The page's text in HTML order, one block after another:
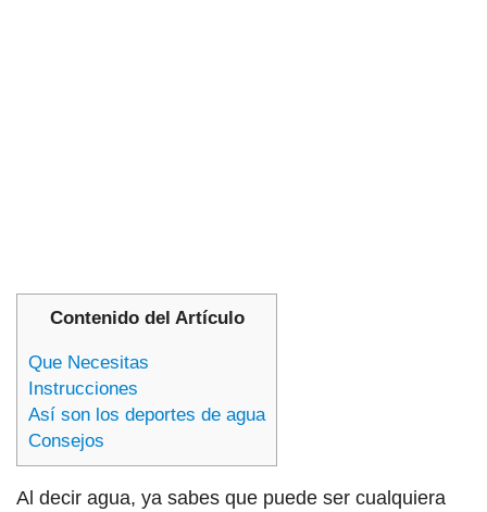
Contenido del Artículo
Que Necesitas
Instrucciones
Así son los deportes de agua
Consejos
Al decir agua, ya sabes que puede ser cualquiera